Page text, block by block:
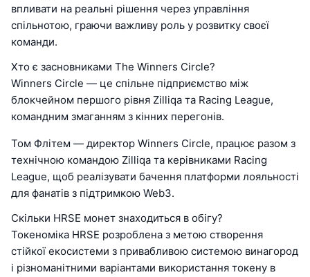
впливати на реальні рішення через управління
спільнотою, граючи важливу роль у розвитку своєї
команди.
Хто є засновниками The Winners Circle?
Winners Circle — це спільне підприємство між
блокчейном першого рівня Zilliqa та Racing League,
командним змаганням з кінних перегонів.
Том Флітем — директор Winners Circle, працює разом з
технічною командою Zilliqa та керівниками Racing
League, щоб реалізувати бачення платформи лояльності
для фанатів з підтримкою Web3.
Скільки HRSE монет знаходиться в обігу?
Токеноміка HRSE розроблена з метою створення
стійкої екосистеми з привабливою системою винагород
і різноманітними варіантами використання токену в